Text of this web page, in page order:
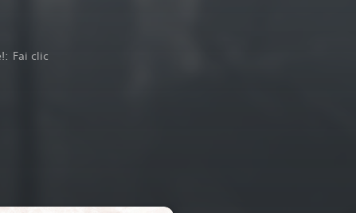
Fai clic